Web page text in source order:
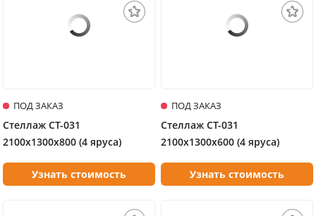
ПОД ЗАКАЗ
Стеллаж СТ-031
2100х1300х800 (4 яруса)
Узнать стоимость
ПОД ЗАКАЗ
Стеллаж СТ-031
2100х1300х600 (4 яруса)
Узнать стоимость